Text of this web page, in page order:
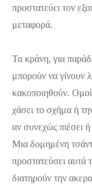
προστατεύει τον
μεταφορά.
Τα κράνη, για
μπορούν να γίνουν
κακοποιηθούν.
χάσει το σχήμα ή
αν συνεχώς πιέσει
Μια δομημένη
προστατεύσει αυτά
διατηρούν την